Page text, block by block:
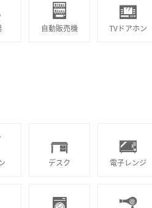
自動販売機 TVドアホン
デスク 電子レンジ